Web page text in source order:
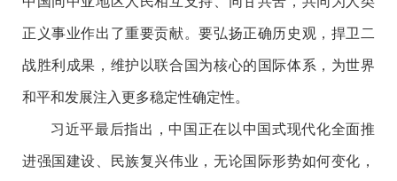
正义事业作出了重要贡献。要弘扬正确历史观，捍卫二
战胜利成果，维护以联合国为核心的国际体系，为世界
和平和发展注入更多稳定性确定性。
习近平最后指出，中国正在以中国式现代化全面推
进强国建设、民族复兴伟业，无论国际形势如何变化，